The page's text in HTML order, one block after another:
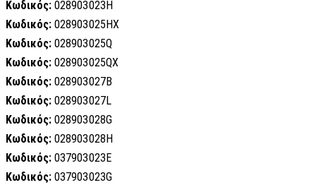
Κωδικός: 028903023H
Κωδικός: 028903025HX
Κωδικός: 028903025Q
Κωδικός: 028903025QX
Κωδικός: 028903027B
Κωδικός: 028903027L
Κωδικός: 028903028G
Κωδικός: 028903028H
Κωδικός: 037903023E
Κωδικός: 037903023G